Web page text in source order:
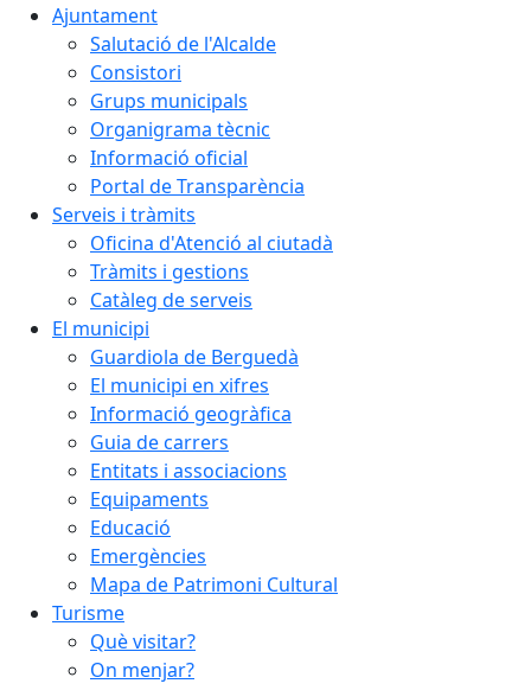
Ajuntament
Salutació de l'Alcalde
Consistori
Grups municipals
Organigrama tècnic
Informació oficial
Portal de Transparència
Serveis i tràmits
Oficina d'Atenció al ciutadà
Tràmits i gestions
Catàleg de serveis
El municipi
Guardiola de Berguedà
El municipi en xifres
Informació geogràfica
Guia de carrers
Entitats i associacions
Equipaments
Educació
Emergències
Mapa de Patrimoni Cultural
Turisme
Què visitar?
On menjar?